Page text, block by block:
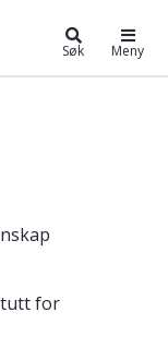
ogSøk Meny
for